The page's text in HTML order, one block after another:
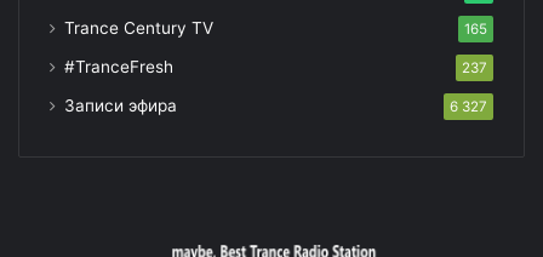
Trance Century TV 165
#TranceFresh 237
Записи эфира 6 327